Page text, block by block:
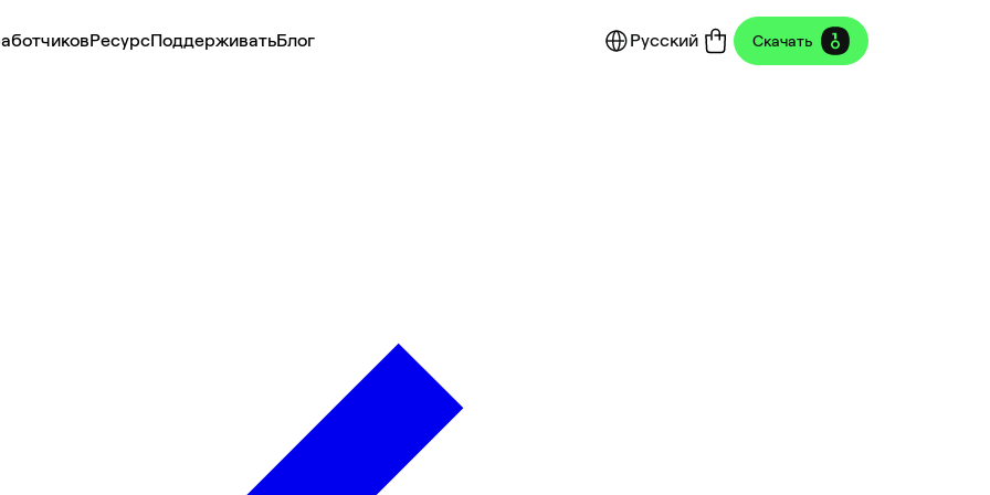
РесурсПоддерживатьБлог Русский Скачать